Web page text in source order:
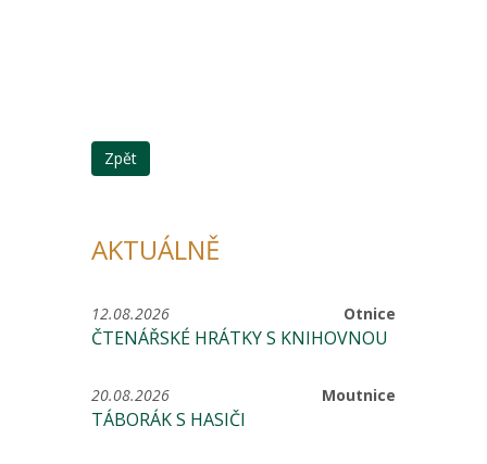
Zpět
AKTUÁLNĚ
Otnice
12.08.2026
ČTENÁŘSKÉ HRÁTKY S KNIHOVNOU
Moutnice
20.08.2026
TÁBORÁK S HASIČI